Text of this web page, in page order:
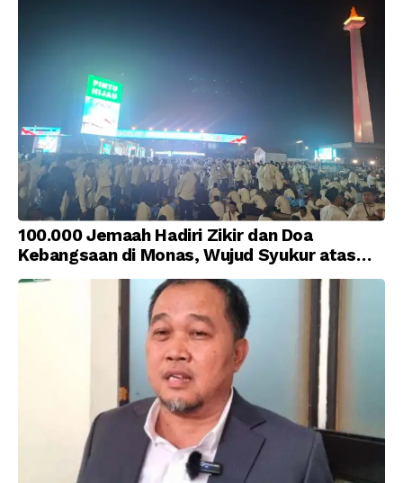
100.000 Jemaah Hadiri Zikir dan Doa
Kebangsaan di Monas, Wujud Syukur atas
Kemerdekaan Indonesia